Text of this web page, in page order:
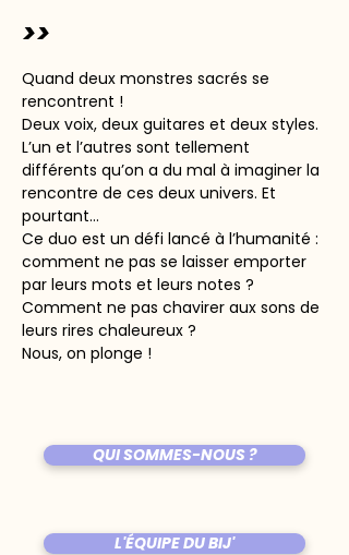
>>
Quand deux monstres sacrés se
rencontrent !
Deux voix, deux guitares et deux styles.
L’un et l’autres sont tellement
différents qu’on a du mal à imaginer la
rencontre de ces deux univers. Et
pourtant…
Ce duo est un défi lancé à l’humanité :
comment ne pas se laisser emporter
par leurs mots et leurs notes ?
Comment ne pas chavirer aux sons de
leurs rires chaleureux ?
Nous, on plonge !
QUI SOMMES-NOUS ?
L'ÉQUIPE DU BIJ'